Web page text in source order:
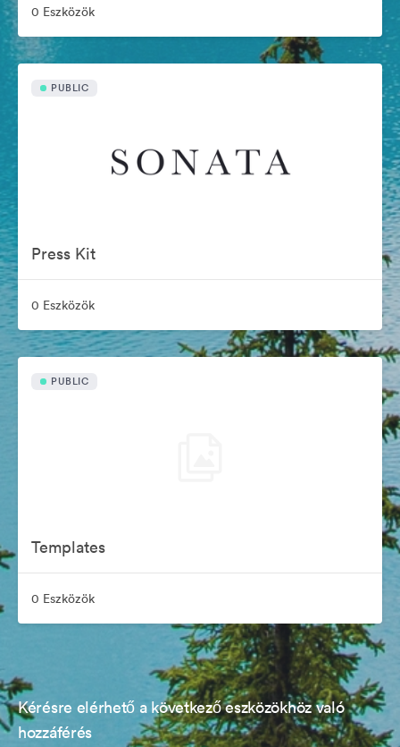
0 Eszközök
PUBLIC
Press Kit
0 Eszközök
PUBLIC
Templates
0 Eszközök
Kérésre elérhető a következő eszközökhöz való
hozzáférés